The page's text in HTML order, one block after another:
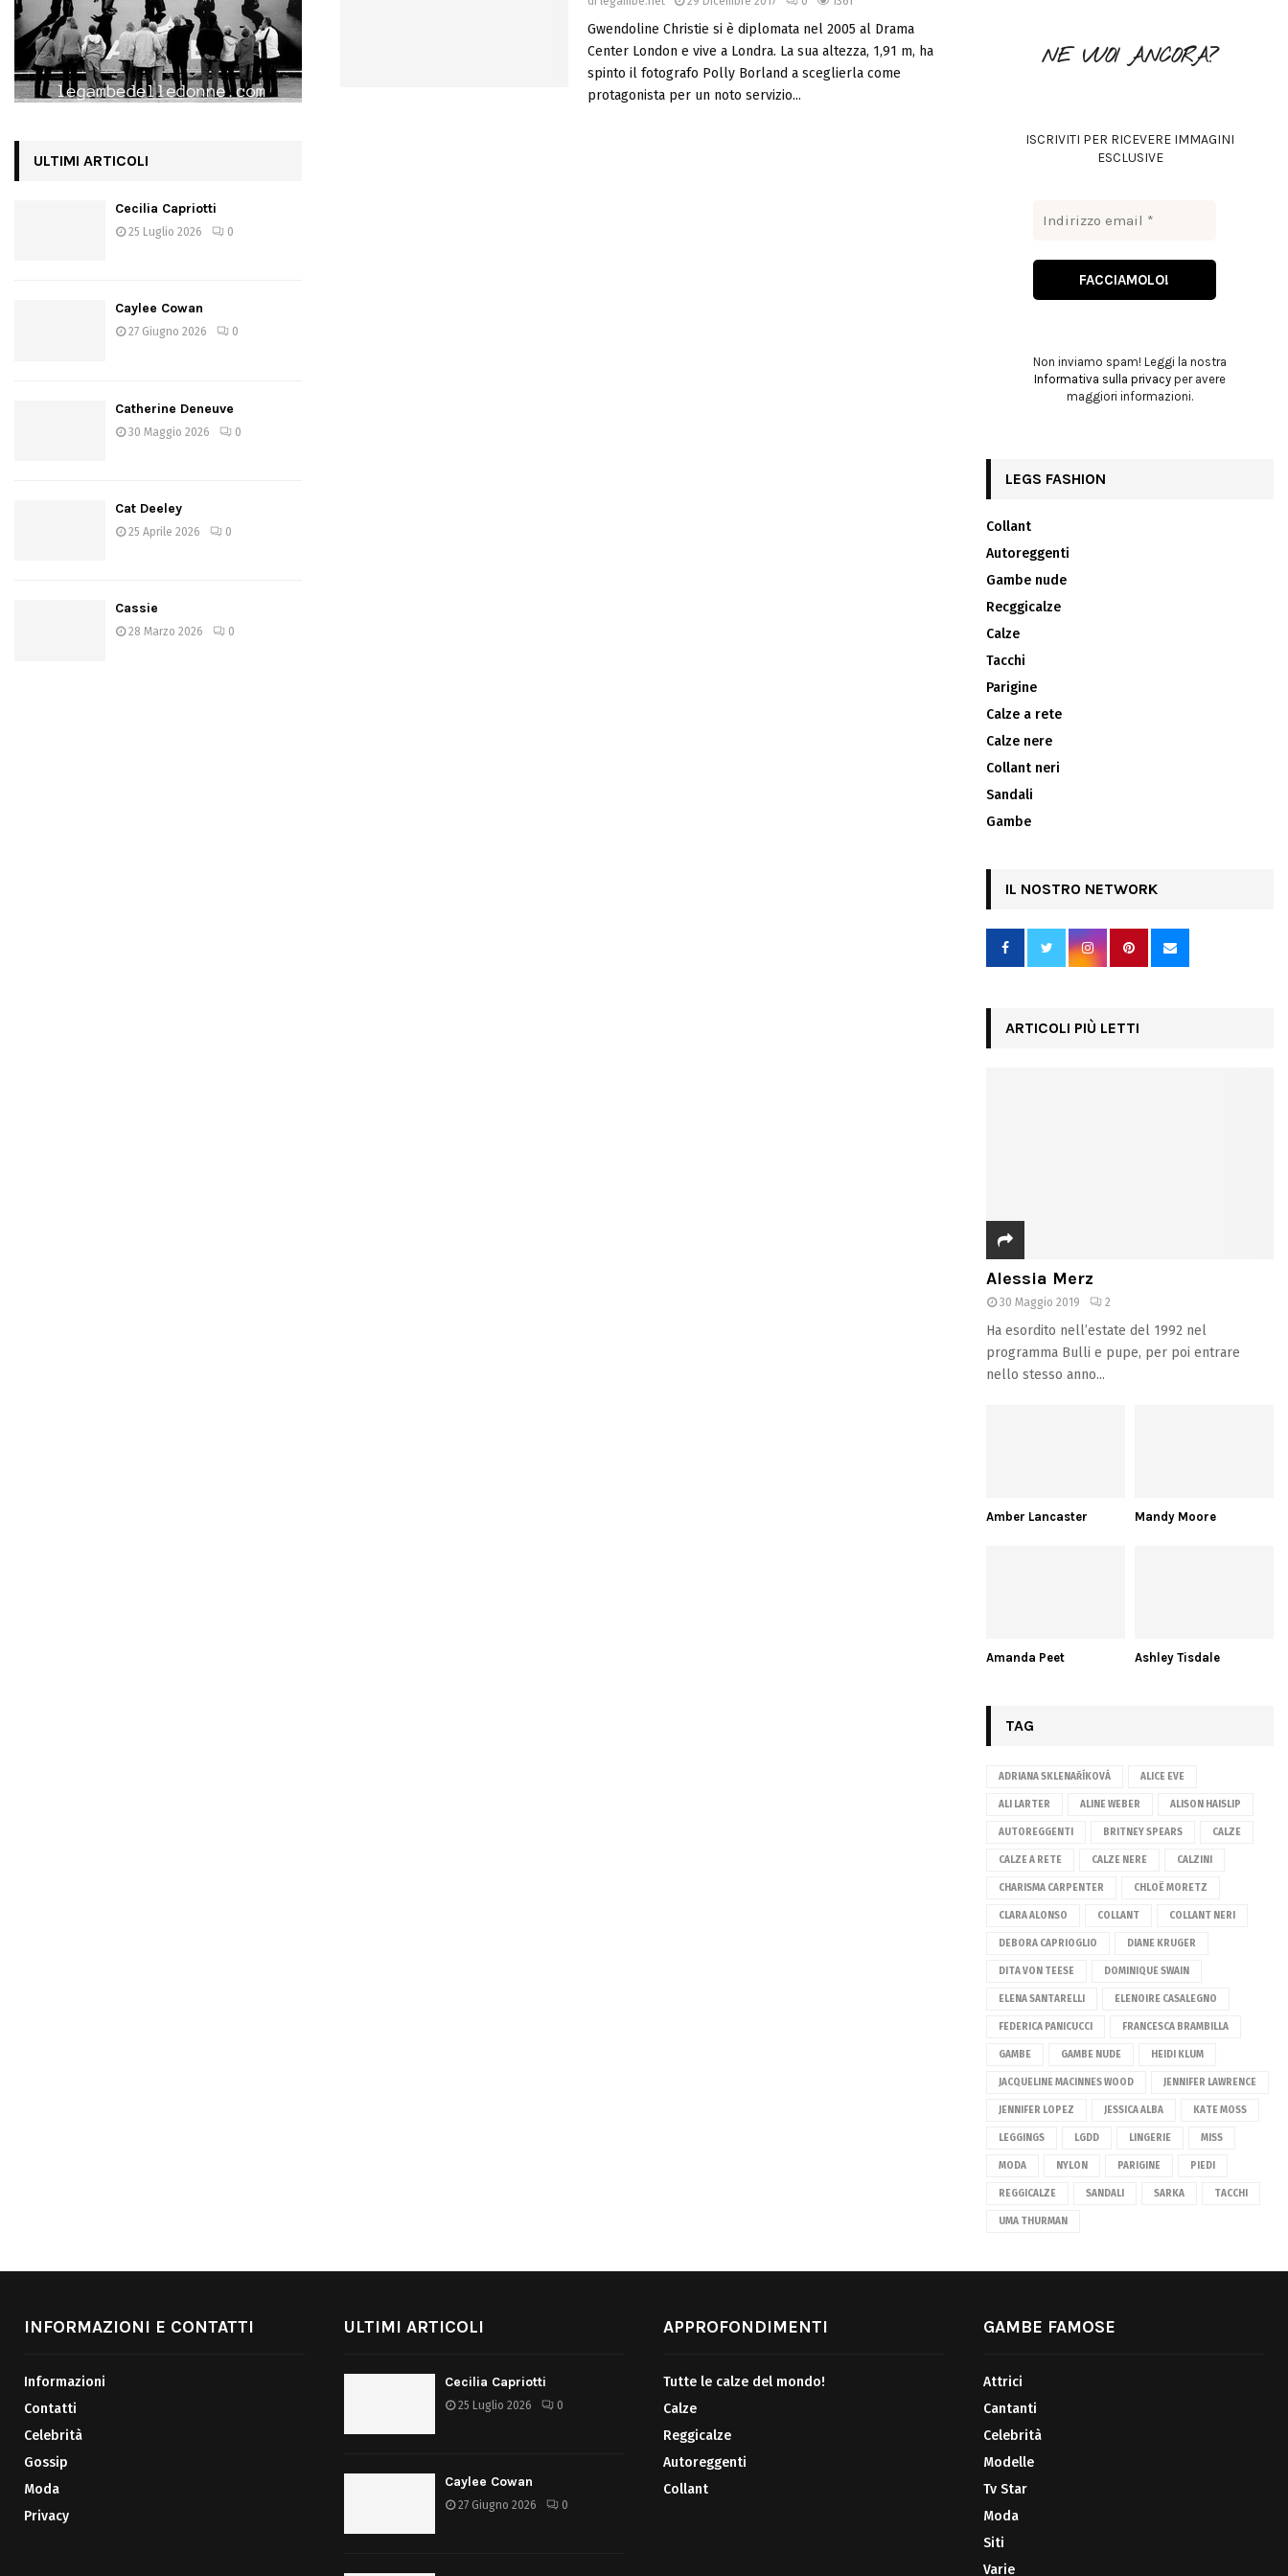
Gwendoline Christie si è diplomata nel 2005 al Drama
Center London e vive a Londra. La sua altezza, 1,91 m, ha
spinto il fotografo Polly Borland a sceglierla come
protagonista per un noto servizio...
ULTIMI ARTICOLI
Cecilia Capriotti
25 Luglio 2026 0
Caylee Cowan
27 Giugno 2026 0
Catherine Deneuve
30 Maggio 2026 0
Cat Deeley
25 Aprile 2026 0
Cassie
28 Marzo 2026 0
NE VUOI ANCORA?
ISCRIVITI PER RICEVERE IMMAGINI
ESCLUSIVE
Non inviamo spam! Leggi la nostra
Informativa sulla privacy per avere
maggiori informazioni.
LEGS FASHION
Collant
Autoreggenti
Gambe nude
Recggicalze
Calze
Tacchi
Parigine
Calze a rete
Calze nere
Collant neri
Sandali
Gambe
IL NOSTRO NETWORK
ARTICOLI PIÙ LETTI
Alessia Merz
30 Maggio 2019 2
Ha esordito nell’estate del 1992 nel
programma Bulli e pupe, per poi entrare
nello stesso anno...
Amber Lancaster Mandy Moore
Amanda Peet Ashley Tisdale
TAG
ADRIANA SKLENAŘÍKOVÁ ALICE EVE
ALI LARTER ALINE WEBER ALISON HAISLIP
AUTOREGGENTI BRITNEY SPEARS CALZE
CALZE A RETE CALZE NERE CALZINI
CHARISMA CARPENTER CHLOË MORETZ
CLARA ALONSO COLLANT COLLANT NERI
DEBORA CAPRIOGLIO DIANE KRUGER
DITA VON TEESE DOMINIQUE SWAIN
ELENA SANTARELLI ELENOIRE CASALEGNO
FEDERICA PANICUCCI FRANCESCA BRAMBILLA
GAMBE GAMBE NUDE HEIDI KLUM
JACQUELINE MACINNES WOOD JENNIFER LAWRENCE
JENNIFER LOPEZ JESSICA ALBA KATE MOSS
LEGGINGS LGDD LINGERIE MISS
MODA NYLON PARIGINE PIEDI
REGGICALZE SANDALI SARKA TACCHI
UMA THURMAN
INFORMAZIONI E CONTATTI
Informazioni
Contatti
Celebrità
Gossip
Moda
Privacy
ULTIMI ARTICOLI
Cecilia Capriotti
25 Luglio 2026 0
Caylee Cowan
27 Giugno 2026 0
APPROFONDIMENTI
Tutte le calze del mondo!
Calze
Reggicalze
Autoreggenti
Collant
GAMBE FAMOSE
Attrici
Cantanti
Celebrità
Modelle
Tv Star
Moda
Siti
Varie